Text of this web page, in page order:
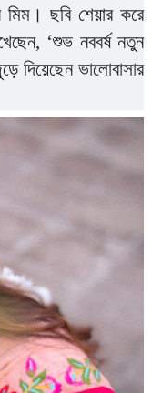
মিম। ছবি শেয়ার করে
‘শুভ নববর্ষ নতুন
দিয়েছেন ভালোবাসার